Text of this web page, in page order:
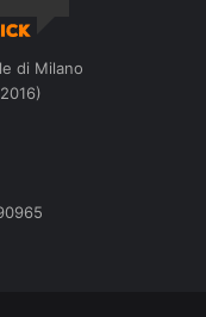
di Milano